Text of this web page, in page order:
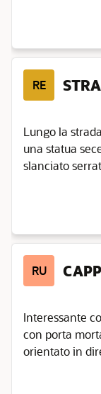
RE
Lungo la
una statua
slanciato
RU
Interessante
con porta
orientato in